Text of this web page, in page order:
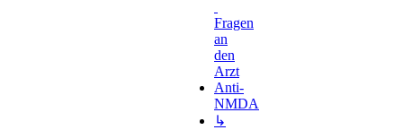
Fragen
an
den
Arzt
Anti-
NMDA
↳